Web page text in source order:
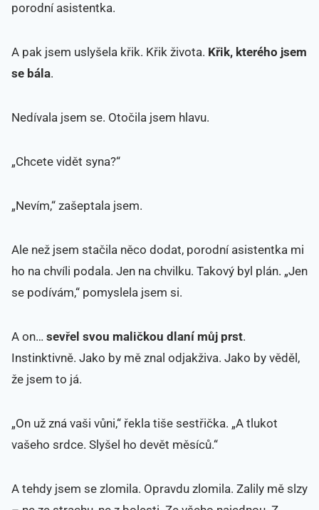
porodní asistentka.
A pak jsem uslyšela křik. Křik života. Křik, kterého jsem
se bála.
Nedívala jsem se. Otočila jsem hlavu.
„Chcete vidět syna?“
„Nevím,“ zašeptala jsem.
Ale než jsem stačila něco dodat, porodní asistentka mi
ho na chvíli podala. Jen na chvilku. Takový byl plán. „Jen
se podívám,“ pomyslela jsem si.
A on… sevřel svou maličkou dlaní můj prst.
Instinktivně. Jako by mě znal odjakživa. Jako by věděl,
že jsem to já.
„On už zná vaši vůni,“ řekla tiše sestřička. „A tlukot
vašeho srdce. Slyšel ho devět měsíců.“
A tehdy jsem se zlomila. Opravdu zlomila. Zalily mě slzy